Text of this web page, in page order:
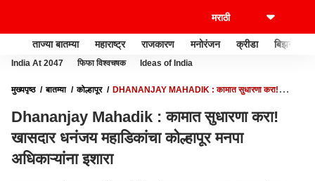
ताज्या बातम्या महाराष्ट्र राजकारण मनोरंजन क्रीडा बिझनेस
India At 2047 फिफा विश्वचषक Ideas of India
मुख्यपृष्ठ बातम्या कोल्हापूर
DHANANJAY MAHADIK : कामात सुधारणा करा!
Dhananjay Mahadik : कामात सुधारणा करा!
खासदार धनंजय महाडिकांचा कोल्हापूर मनपा
अधिकाऱ्यांना इशारा